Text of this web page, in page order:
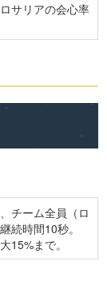
サリアの会心率
チーム全員（ロ
続時間10秒。
15%まで。